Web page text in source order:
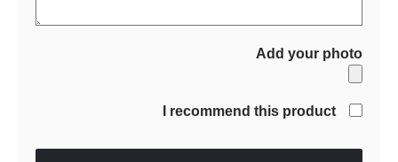
Add your photo
I recommend this product